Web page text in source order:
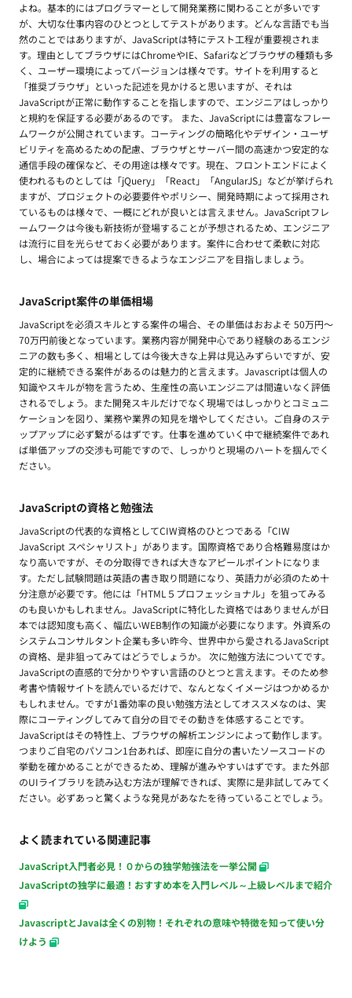
よね。基本的にはプログラマーとして開発業務に関わることが多いです
が、大切な仕事内容のひとつとしてテストがあります。どんな言語でも当
然のことではありますが、JavaScriptは特にテスト工程が重要視されま
す。理由としてブラウザにはChromeやIE、Safariなどブラウザの種類も多
く、ユーザー環境によってバージョンは様々です。サイトを利用すると
「推奨ブラウザ」といった記述を見かけると思いますが、それは
JavaScriptが正常に動作することを指しますので、エンジニアはしっかり
と規約を保証する必要があるのです。 また、JavaScriptには豊富なフレー
ムワークが公開されています。コーティングの簡略化やデザイン・ユーザ
ビリティを高めるための配慮、ブラウザとサーバー間の高速かつ安定的な
通信手段の確保など、その用途は様々です。現在、フロントエンドによく
使われるものとしては「jQuery」「React」「AngularJS」などが挙げられ
ますが、プロジェクトの必要要件やポリシー、開発時期によって採用され
ているものは様々で、一概にどれが良いとは言えません。JavaScriptフレ
ームワークは今後も新技術が登場することが予想されるため、エンジニア
は流行に目を光らせておく必要があります。案件に合わせて柔軟に対応
し、場合によっては提案できるようなエンジニアを目指しましょう。
JavaScript案件の単価相場
JavaScriptを必須スキルとする案件の場合、その単価はおおよそ 50万円〜
70万円前後となっています。業務内容が開発中心であり経験のあるエンジ
ニアの数も多く、相場としては今後大きな上昇は見込みずらいですが、安
定的に継続できる案件があるのは魅力的と言えます。Javascriptは個人の
知識やスキルが物を言うため、生産性の高いエンジニアは間違いなく評価
されるでしょう。また開発スキルだけでなく現場ではしっかりとコミュニ
ケーションを図り、業務や業界の知見を増やしてください。ご自身のステ
ップアップに必ず繋がるはずです。仕事を進めていく中で継続案件であれ
ば単価アップの交渉も可能ですので、しっかりと現場のハートを掴んでく
ださい。
JavaScriptの資格と勉強法
JavaScriptの代表的な資格としてCIW資格のひとつである「CIW
JavaScript スペシャリスト」があります。国際資格であり合格難易度はか
なり高いですが、その分取得できれば大きなアピールポイントになりま
す。ただし試験問題は英語の書き取り問題になり、英語力が必須のため十
分注意が必要です。他には「HTML５プロフェッショナル」を狙ってみる
のも良いかもしれません。JavaScriptに特化した資格ではありませんが日
本では認知度も高く、幅広いWEB制作の知識が必要になります。外資系の
システムコンサルタント企業も多い昨今、世界中から愛されるJavaScript
の資格、是非狙ってみてはどうでしょうか。 次に勉強方法についてです。
JavaScriptの直感的で分かりやすい言語のひとつと言えます。そのため参
考書や情報サイトを読んでいるだけで、なんとなくイメージはつかめるか
もしれません。ですが1番効率の良い勉強方法としてオススメなのは、実
際にコーティングしてみて自分の目でその動きを体感することです。
JavaScriptはその特性上、ブラウザの解析エンジンによって動作します。
つまりご自宅のパソコン1台あれば、即座に自分の書いたソースコードの
挙動を確かめることができるため、理解が進みやすいはずです。また外部
のUIライブラリを読み込む方法が理解できれば、実際に是非試してみてく
ださい。必ずあっと驚くような発見があなたを待っていることでしょう。
よく読まれている関連記事
JavaScript入門者必見！０からの独学勉強法を一挙公開
JavaScriptの独学に最適！おすすめ本を入門レベル～上級レベルまで紹介
JavascriptとJavaは全くの別物！それぞれの意味や特徴を知って使い分
けよう